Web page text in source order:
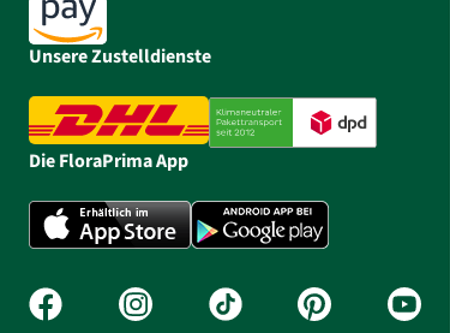
Unsere Zustelldienste
Die FloraPrima App